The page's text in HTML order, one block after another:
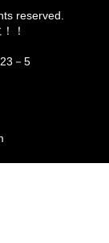
reserved.
！
－5